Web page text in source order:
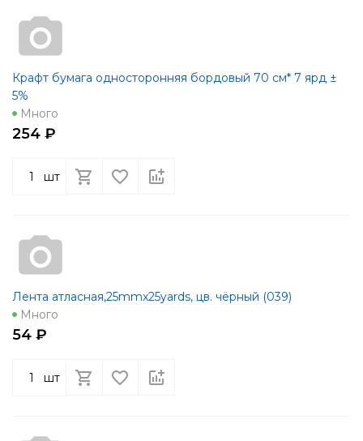
Крафт бумага односторонняя бордовый 70 см* 7 ярд ±
5%
Много
254 ₽
шт
Лента атласная,25mmx25yards, цв. чёрный (039)
Много
54 ₽
шт